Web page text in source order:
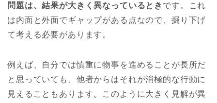
問題は、結果が大きく異なっているとき です。これ
は内面と外面でギャップがある点なので、掘り下げ
て考える必要があります。
例えば、自分では慎重に物事を進めることが長所だ
と思っていても、他者からはそれが消極的な行動に
見えることもあります。このように大きく見解が異